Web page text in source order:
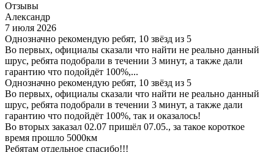
Отзывы
Александр
7 июля 2026
Однозначно рекомендую ребят, 10 звёзд из 5
Во первых, официалы сказали что найти не реально данный
шрус, ребята подобрали в течении 3 минут, а также дали
гарантию что подойдёт 100%,...
Однозначно рекомендую ребят, 10 звёзд из 5
Во первых, официалы сказали что найти не реально данный
шрус, ребята подобрали в течении 3 минут, а также дали
гарантию что подойдёт 100%, так и оказалось!
Во вторых заказал 02.07 пришёл 07.05., за такое короткое
время прошло 5000км
Ребятам отдельное спасибо!!!